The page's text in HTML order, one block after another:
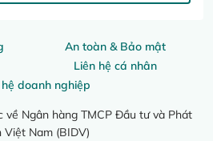
An toàn & Bảo mật
Liên hệ cá nhân
hệ doanh nghiệp
Ngân hàng TMCP Đầu tư và Phát
Việt Nam (BIDV)